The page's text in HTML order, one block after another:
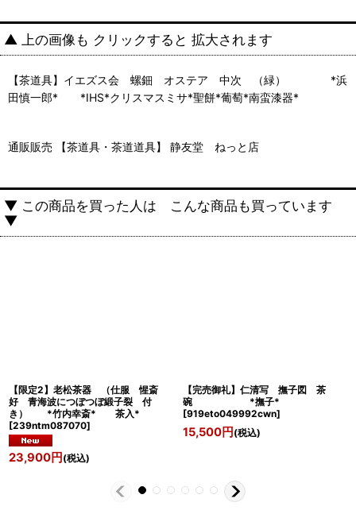
▲ 上の画像も クリックすると 拡大されます
【茶道具】イエズス会 螺鈿 オステア 中次 （緑） *浜
田慎一郎* *IHS*クリスマスミサ*聖餅*葡萄*南蛮漆器*
通販販売 【茶道具・茶道道具】 静友堂 ねっと店
▼ この商品を買った人は こんな商品も買っています
▼
【限定2】老松茶器 （仕服 惺斎
好 青海波につぼつぼ緞子裂 付
き） *竹内幸斎* 茶入*
[239ntm087070]
23,900円 (税込)
【完売御礼】仁清写 撫子図 茶
碗 *撫子*
[919eto049992cwn]
15,500円 (税込)